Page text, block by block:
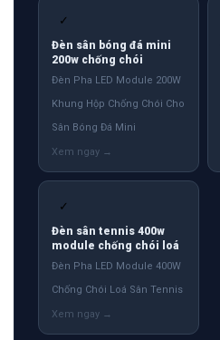
✓
Đèn sân bóng đá mini
200w chống chói
Đèn Pha LED Module 200W
Khung Hộp Chống Chói Cho
Sân Bóng Đá Mini
✓
Đèn sân tennis 400w
module chống chói loá
Đèn Pha LED Module 400W
Chống Chói Loá Sân Tennis